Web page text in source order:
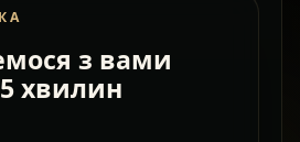
з вами
хвилин